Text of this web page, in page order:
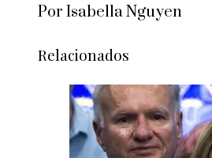
Por Isabella Nguyen
Relacionados